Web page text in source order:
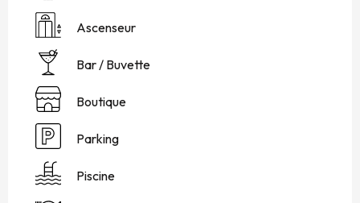
Ascenseur
Bar / Buvette
Boutique
Parking
Piscine